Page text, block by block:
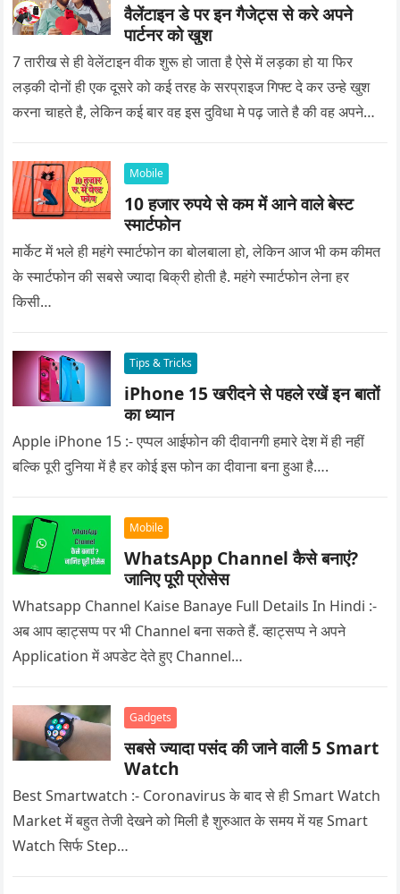
वैलेंटाइन डे पर इन गैजेट्स से करे अपने
पार्टनर को खुश
7 तारीख से ही वेलेंटाइन वीक शुरू हो जाता है ऐसे में लड़का हो या फिर
लड़की दोनों ही एक दूसरे को कई तरह के सरप्राइज गिफ्ट दे कर उन्हे खुश
करना चाहते है, लेकिन कई बार वह इस दुविधा मे पढ़ जाते है की वह अपने
Mobile
10 हजार रुपये से कम में आने वाले बेस्ट
स्मार्टफोन
मार्केट में भले ही महंगे स्मार्टफोन का बोलबाला हो, लेकिन आज भी कम कीमत
के स्मार्टफोन की सबसे ज्यादा बिक्री होती है. महंगे स्मार्टफोन लेना हर
किसी…
Tips & Tricks
iPhone 15 खरीदने से पहले रखें इन बातों
का ध्यान
Apple iPhone 15 :- एप्पल आईफोन की दीवानगी हमारे देश में ही नहीं
बल्कि पूरी दुनिया में है हर कोई इस फोन का दीवाना बना हुआ है….
Mobile
WhatsApp Channel कैसे बनाएं?
जानिए पूरी प्रोसेस
Whatsapp Channel Kaise Banaye Full Details In Hindi :-
अब आप व्हाट्सप्प पर भी Channel बना सकते हैं. व्हाट्सप्प ने अपने
Application में अपडेट देते हुए Channel…
Gadgets
सबसे ज्यादा पसंद की जाने वाली 5 Smart
Watch
Best Smartwatch :- Coronavirus के बाद से ही Smart Watch
Market में बहुत तेजी देखने को मिली है शुरुआत के समय में यह Smart
Watch सिर्फ Step…